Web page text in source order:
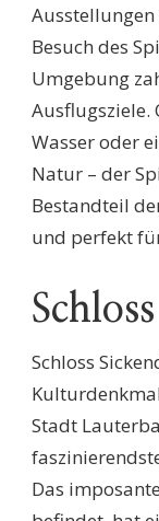
Besuch des
Umgebung
Ausflugsziele.
Wasser oder
Natur – der
Bestandteil
und perfekt
Schloss
Stadt
Das